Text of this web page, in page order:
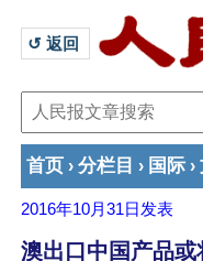
↺ 返回
首页 › 分栏目 › 国际 ›
2016年10月31日 发表
澳出口中国产品